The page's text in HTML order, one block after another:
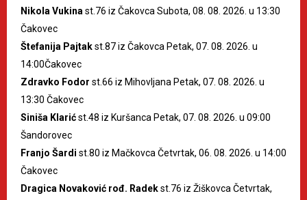
Nikola Vukinast.76 iz Čakovca Subota, 08. 08. 2026. u 13:30
Čakovec
Štefanija Pajtakst.87 iz Čakovca Petak, 07. 08. 2026. u
14:00Čakovec
Zdravko Fodor st.66 iz Mihovljana Petak, 07. 08. 2026. u
13:30 Čakovec
Siniša Klarićst.48 iz Kuršanca Petak, 07. 08. 2026. u 09:00
Šandorovec
Franjo Šardi st.80 iz Mačkovca Četvrtak, 06. 08. 2026. u 14:00
Čakovec
Dragica Novaković rođ. Radekst.76 iz Žiškovca Četvrtak,